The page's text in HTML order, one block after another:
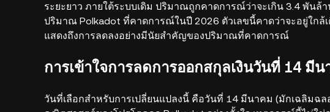
ระยะยาว ภายใต้ระบบเดิม ปริมาณถูกคาดการณ์ว่าจะเกิน 3.4 พันล้
ปริมาณ Polkadot ที่คาดการณ์ในปี 2026 ตัวเลขนี้คาดว่าจะอยู่ใกล้
แสดงถึงการลดลงอย่างมีนัยสำคัญของปริมาณที่คาดการณ์
การเข้าใจการลดการออกสกุลเงินวันที่ 14 มีน
วันที่เลือกสำหรับการเปลี่ยนแปลงนี้ คือวันที่ 14 มีนาคม (มักเฉลิมฉล